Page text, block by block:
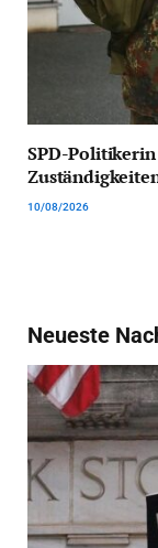
SPD-
10/08/2026
Neueste